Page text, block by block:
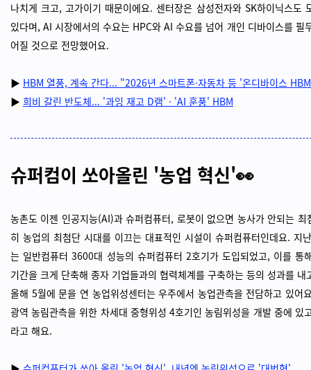
나치게 크고, 고가이기 때문이에요. 센터장은 삼성전자와 SK하이닉스도
있다며, AI 시장에서의 수요는 HPC와 AI 수요를 넘어 개인 디바이스를 필
어질 것으로 전망했어요.
▶ HBM 열풍, 계속 간다... "2026년 스마트폰·자동차 등 '온디바이스
▶ 희비 갈린 반도체... '과잉 재고 D램' · 'AI 훈풍' HBM
슈퍼컴이 쏘아올린 '농업 혁신'👀
농촌도 이젠 인공지능(AI)과 슈퍼컴퓨터, 로봇이 없으면 농사가 안되는
히 농업의 최첨단 시대를 이끄는 대표적인 시설이 슈퍼컴퓨터인데요. 지
는 일반컴퓨터 3600대 성능의 슈퍼컴퓨터 2호기가 도입되었고, 이를 통
기간을 크게 단축해 종자 기업들과의 협력체계를 구축하는 등의 성과를 내
올해 5월에 문을 연 농업위성센터는 우주에서 농업관측을 전담하고 있어
광역 농림관측을 위한 차세대 중형위성 4호기인 농림위성을 개발 중에 있
라고 해요.